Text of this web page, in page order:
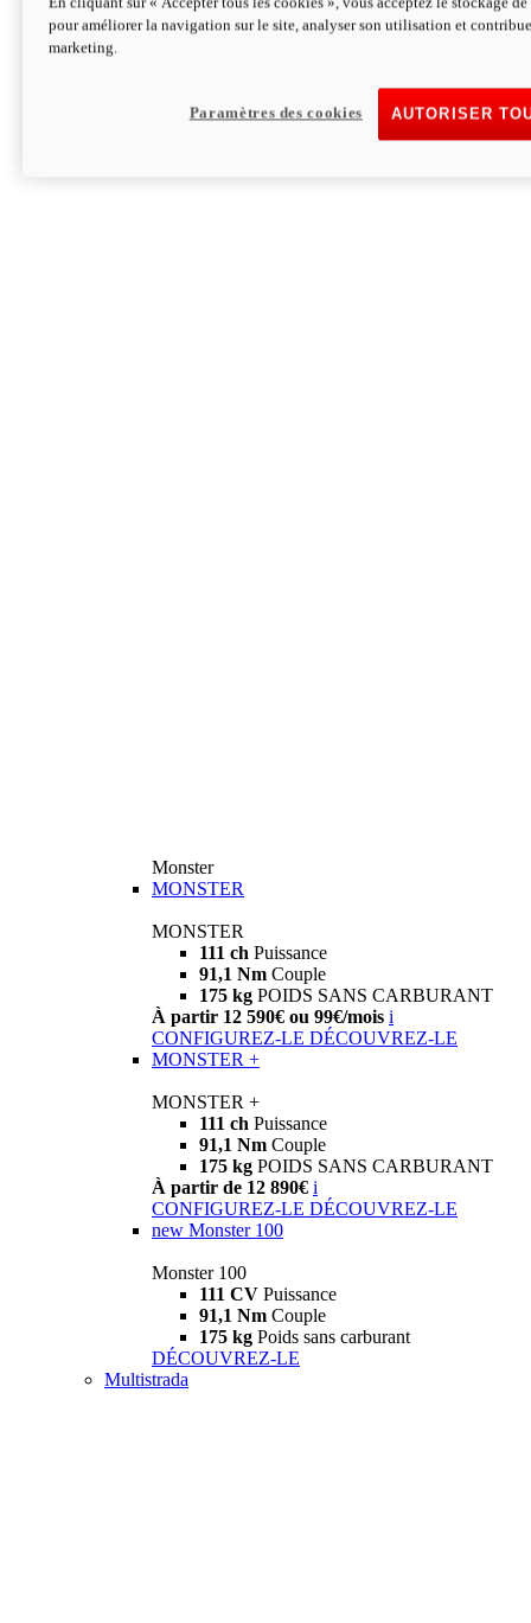
Hypermotard V2 SP 100
Découvrez-le
Monster
MONSTER
MONSTER
111 ch Puissance
91,1 Nm Couple
175 kg POIDS SANS CARBURANT
À partir 12 590€ ou 99€/mois i
CONFIGUREZ-LE DÉCOUVREZ-LE
MONSTER +
MONSTER +
111 ch Puissance
91,1 Nm Couple
175 kg POIDS SANS CARBURANT
À partir de 12 890€ i
CONFIGUREZ-LE DÉCOUVREZ-LE
new Monster 100
Monster 100
111 CV Puissance
91,1 Nm Couple
175 kg Poids sans carburant
DÉCOUVREZ-LE
Multistrada
pour améliorer la navigation sur le site, analyser son utilisation et
marketing.
AUTORISER
Paramètres des cookies